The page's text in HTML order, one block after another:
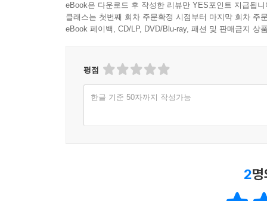
eBook은 다운로드 후 작성한 리뷰만 YES포인트 지급됩니
클래스는 첫번째 회차 주문확정 시점부터 마지막 회차 주
eBook 페이백, CD/LP, DVD/Blu-ray, 패션 및 판매금지 상
평점
한글 기준 50자까지 작성가능
2